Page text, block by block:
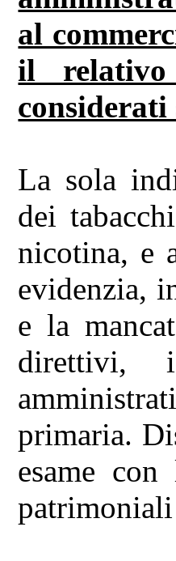
al
il relativo
considerati
La sola
dei
nicotina, e
evidenzia,
e la
direttivi,
primaria.
esame